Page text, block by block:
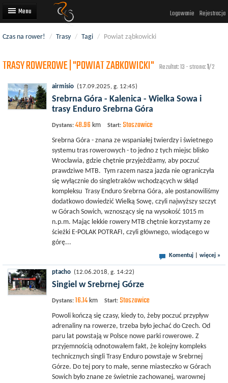
Logowanie Rejestracja
Trasy rowerowe
Wyścigi rowerowe
Użytkownicy
Czas na rower! / Trasy / Tagi / Powiat ząbkowicki
TRASY ROWEROWE | "POWIAT ZABKOWICKI" Rezultat: 13 - strona:1/2
airmisio (17.09.2025, g. 12:45)
Srebrna Góra - Kalenica - Wielka Sowa i
trasy Enduro Srebrna Góra
Dystans: 48.96 km Start: Stoszowice
Srebrna Góra - znana ze wspaniałej twierdzy i świetnego
systemu tras rowerowych - to jedno z tych miejsc blisko
Wrocławia, gdzie chętnie przyjeżdżamy, aby poczuć
prawdziwe MTB. Tym razem nasza jazda nie ograniczyła
się wyłącznie do singletraków wchodzących w skłąd
kompleksu Trasy Enduro Srebrna Góra, ale postanowiliśmy
dodatkowo dowiedzić Wielką Sowę, czyli najwyższy szczyt
w Górach Sowich, wznoszący się na wysokość 1015 m
n.p.m. Mając lekkie rowery MTB chętnie korzystamy ze
ścieżki E-POLAK POTRAFI, czyli głównego, wiodącego w
górę...
Komentuj więcej »
ptacho (12.06.2018, g. 14:22)
Singiel w Srebrnej Górze
Dystans: 16.14 km Start: Stoszowice
Powoli kończą się czasy, kiedy to, żeby poczuć przypływ
adrenaliny na rowerze, trzeba było jechać do Czech. Od
paru lat powstają w Polsce nowe parki rowerowe. Z
przyjemnością odnotowałem fakt, że kolejny kompleks
technicznych singli Trasy Enduro powstaje w Srebrnej
Górze. Do tej pory to małe, senne miasteczko w Górach
Sowich było znane ze świetnie zachowanej, warownej